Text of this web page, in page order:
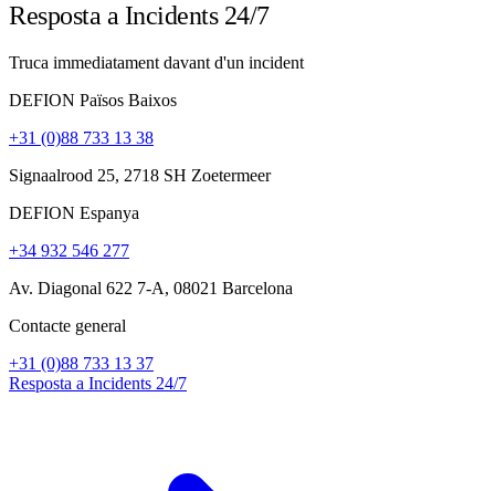
Resposta a Incidents 24/7
Truca immediatament davant d'un incident
DEFION Països Baixos
+31 (0)88 733 13 38
Signaalrood 25, 2718 SH Zoetermeer
DEFION Espanya
+34 932 546 277
Av. Diagonal 622 7-A, 08021 Barcelona
Contacte general
+31 (0)88 733 13 37
Resposta a Incidents 24/7